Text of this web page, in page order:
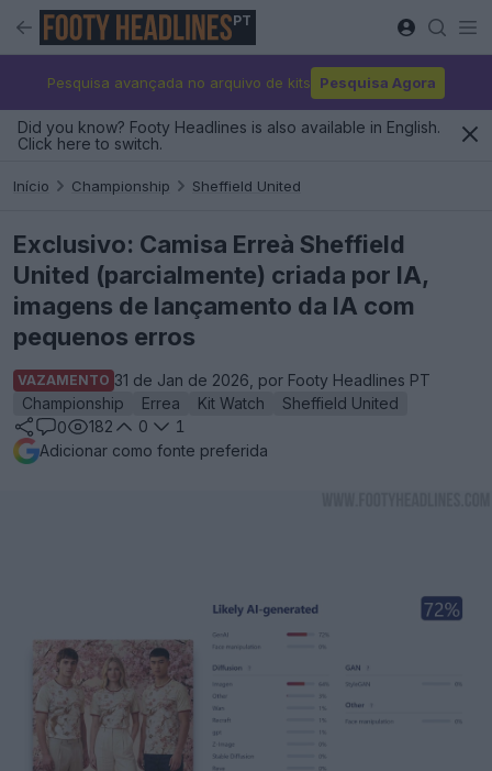
PT
Pesquisa avançada no arquivo de kits Pesquisa Agora
Did you know? Footy Headlines is also available in English.
Click here to switch.
Início Championship Sheffield United
Exclusivo: Camisa Erreà Sheffield
United (parcialmente) criada por IA,
imagens de lançamento da IA com
pequenos erros
VAZAMENTO 31 de Jan de 2026, por Footy Headlines PT
Championship
Errea Kit Watch
Sheffield United
0
182 0
1
Adicionar como fonte preferida